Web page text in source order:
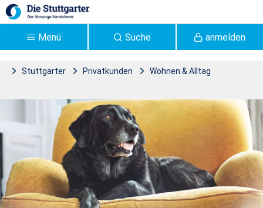
Zum Hauptinhalt springen
anmelden
Suche
Menü
Stuttgarter Privatkunden
Wohnen & Alltag
Stuttgarter Versicherung -
Stuttgarter